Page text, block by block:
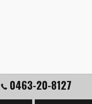
0463-20-8127